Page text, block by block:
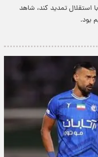
استقلال تمدید کند، شاهد
بود.